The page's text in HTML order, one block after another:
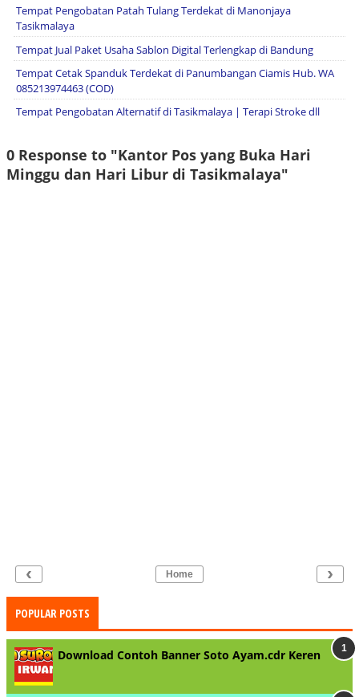
Tempat Pengobatan Patah Tulang Terdekat di Manonjaya
Tasikmalaya
Tempat Jual Paket Usaha Sablon Digital Terlengkap di Bandung
Tempat Cetak Spanduk Terdekat di Panumbangan Ciamis Hub. WA
085213974463 (COD)
Tempat Pengobatan Alternatif di Tasikmalaya | Terapi Stroke dll
0 Response to "Kantor Pos yang Buka Hari
Minggu dan Hari Libur di Tasikmalaya"
‹ ›
Home
POPULAR POSTS
Download Contoh Banner Soto Ayam.cdr Keren